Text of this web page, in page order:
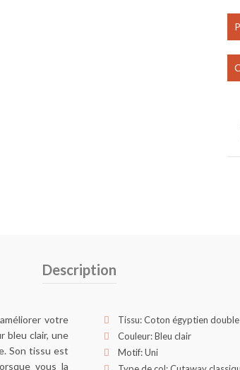
Description
votre
bleu clair, une
Son tissu est
vous la
Tissu: Coton égyptien
Couleur: Bleu clair
Motif: Uni